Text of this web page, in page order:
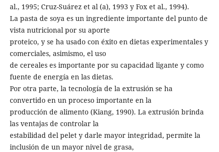
al., 1995; Cruz-Suárez et al (a), 1993 y Fox et al., 1994).
La pasta de soya es un ingrediente importante del punto de
vista nutricional por su aporte
proteico, y se ha usado con éxito en dietas experimentales y
comerciales, asimismo, el uso
de cereales es importante por su capacidad ligante y como
fuente de energía en las dietas.
Por otra parte, la tecnología de la extrusión se ha
convertido en un proceso importante en la
producción de alimento (Kiang, 1990). La extrusión brinda
las ventajas de controlar la
estabilidad del pelet y darle mayor integridad, permite la
inclusión de un mayor nivel de grasa,